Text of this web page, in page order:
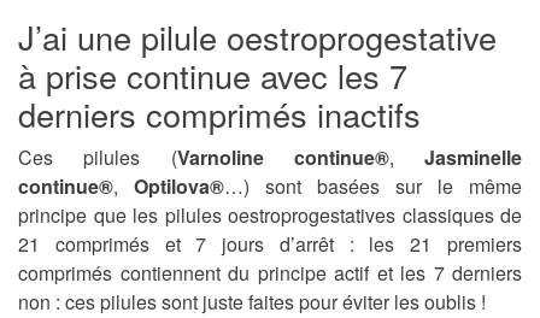
J’ai une pilule oestroprogestative
à prise continue avec les 7
derniers comprimés inactifs
Ces pilules (Varnoline continue®, Jasminelle
continue®, Optilova®…) sont basées sur le même
principe que les pilules oestroprogestatives classiques de
21 comprimés et 7 jours d’arrêt : les 21 premiers
comprimés contiennent du principe actif et les 7 derniers
non : ces pilules sont juste faites pour éviter les oublis !